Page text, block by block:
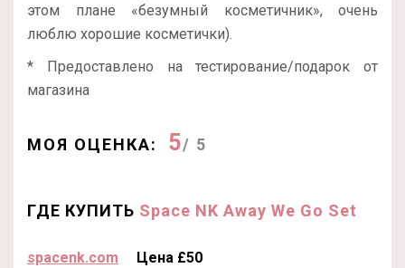
этом плане «безумный косметичник», очень
люблю хорошие косметички).
* Предоставлено на тестирование/подарок от
магазина
МОЯ ОЦЕНКА: 5/ 5
ГДЕ КУПИТЬ Space NK Away We Go Set
spacenk.com Цена £50